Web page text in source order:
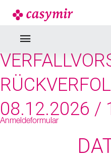
SEMINARE
INVENTUR,
08.12.2026 /
Anmeldeformular